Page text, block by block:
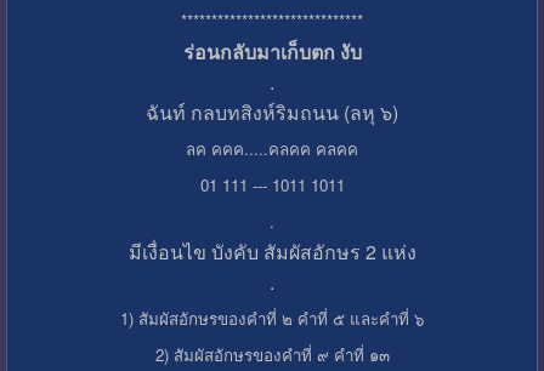
******************************
ร่อนกลับมาเก็บตก งับ
.
ฉันท์ กลบทสิงห์ริมถนน (ลหุ ๖)
ลค คคค.....คลคค คลคค
01 111 --- 1011 1011
.
มีเงื่อนไข บังคับ สัมผัสอักษร 2 แห่ง
.
1) สัมผัสอักษรของคำที่ ๒ คำที่ ๕ และคำที่ ๖
2) สัมผัสอักษรของคำที่ ๙ คำที่ ๑๓